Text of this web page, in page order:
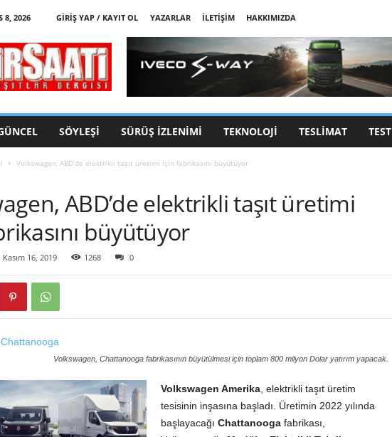
8, 2026 GIRIŞ YAP / KAYIT OL YAZARLAR İLETIŞIM
HAKKIMIZDA
SÖYLEŞI SÜRÜŞ İZLENIMI TEKNOLOJI TESLIMAT TEST
Volkswagen, ABD’de elektrikli taşıt üretimi için fabrikasını büyütüyor
ABD’de elektrikli taşıt üretimi
büyütüyor
Kasım 16, 2019 1268 0
Volkswagen, Chattanooga fabrikasının büyütülmesi için toplam 800 milyon Dolar yatırım yapacak.
Volkswagen Amerika, elektrikli taşıt üretim
tesisinin inşasına başladı. Üretimin 2022 yılında
başlayacağı Chattanoogafabrikası,